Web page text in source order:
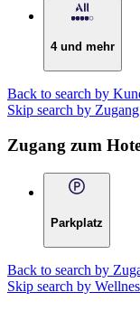
4 und mehr
Back to search by
Skip search by
Zugang zum
Parkplatz
Back to search by
Skip search by